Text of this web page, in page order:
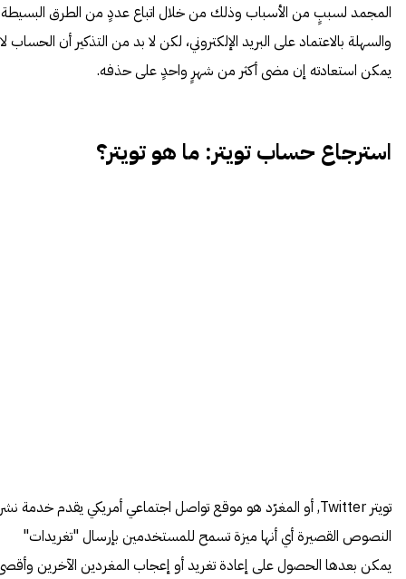
المجمد لسببٍ من الأسباب وذلك من خلال اتباع عددٍ من الطرق البسيطة
والسهلة بالاعتماد على البريد الإلكتروني، لكن لا بد من التذكير أن الحساب لا
يمكن استعادته إن مضى أكثر من شهرٍ واحدٍ على حذفه.
استرجاع حساب تويتر: ما هو تويتر؟
تويتر Twitter, أو المغرّد هو موقع تواصل اجتماعي أمريكي يقدم خدمة نشر
النصوص القصيرة أي أنها ميزة تسمح للمستخدمين بإرسال "تغريدات"
يمكن بعدها الحصول على إعادة تغريد أو إعجاب المغردين الآخرين